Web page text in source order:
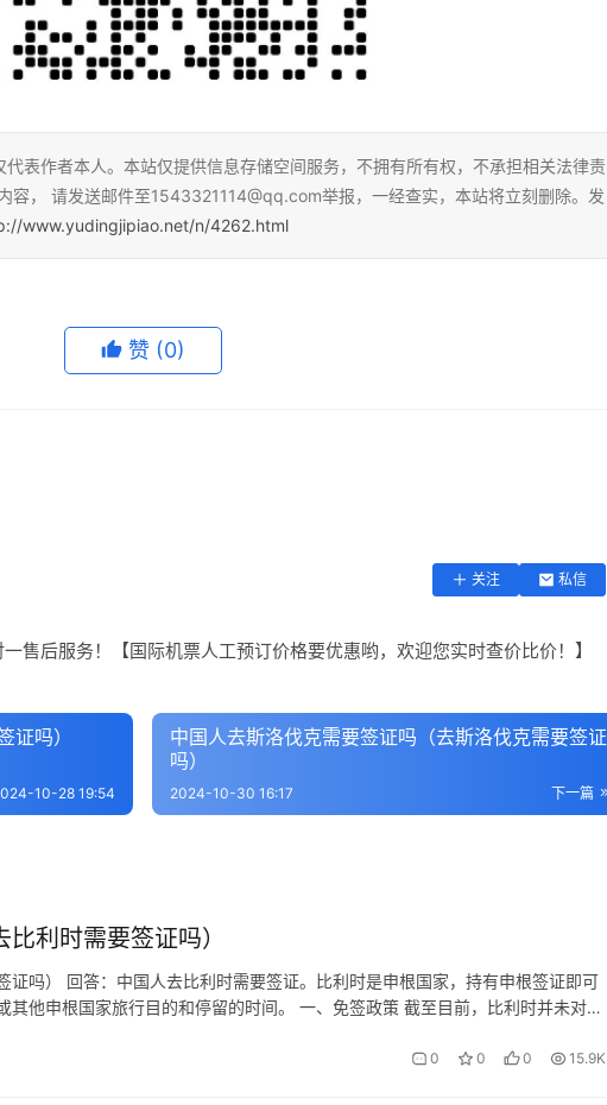
表作者本人。本站仅提供信息存储空间服务，不拥有所有权，不承担相关法律责
容， 请发送邮件至1543321114@qq.com举报，一经查实，本站将立刻删除。发
www.yudingjipiao.net/n/4262.html
赞 (0)
关注 私信
售后服务！【国际机票人工预订价格要优惠哟，欢迎您实时查价比价！】
证吗）
10-28 19:54
中国人去斯洛伐克需要签证吗（去斯洛伐克需要签证
吗）
下一篇
2024-10-30 16:17
利时需要签证吗）
证吗） 回答：中国人去比利时需要签证。‌比利时是申根国家，持有申根签证即可
其他申根国家旅行目的和停留的时间。‌ 一、免签政策 截至目前，比利时并未对中
0 0 0 15.9K